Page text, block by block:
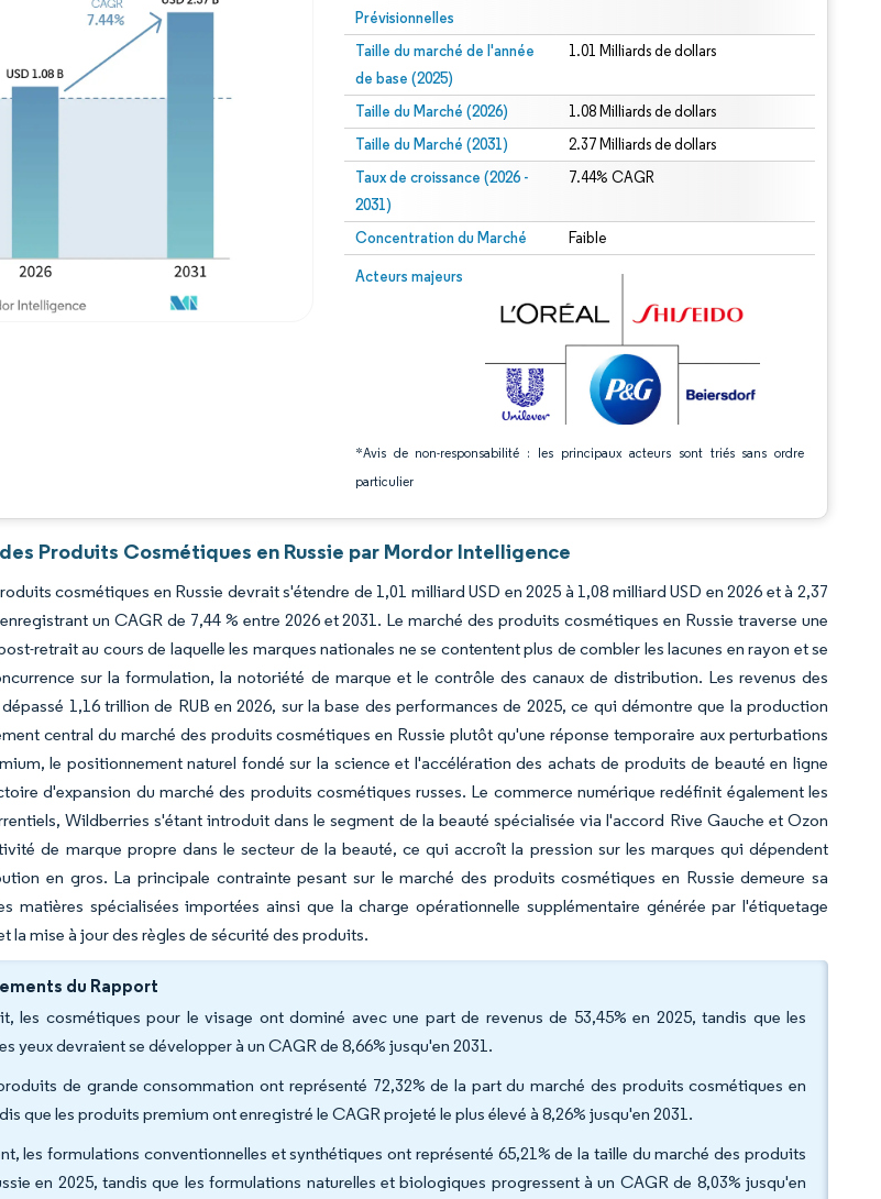
Prévisionnelles
Taille du marché de l'année
de base (2025)
1.01 Milliards de dollars
Taille du Marché (2026) 1.08 Milliards de dollars
Taille du Marché (2031) 2.37 Milliards de dollars
Taux de croissance (2026 -
2031)
7.44% CAGR
Concentration du Marché Faible
Acteurs majeurs
*Avis de non-responsabilité : les principaux acteurs sont triés sans ordre
particulier
Image © Mordor Intelligence. La réutilisation nécessite une attribution sous CC BY 4.0.
Image © Mordor Intelligence. La réutilisation nécessite une attribution sous CC BY 4.0.
Produits Cosmétiques en Russie par Mordor Intelligence
cosmétiques en Russie devrait s'étendre de 1,01 milliard USD en 2025 à 1,08 milliard USD en 2026 et à 2,37
un CAGR de 7,44 % entre 2026 et 2031. Le marché des produits cosmétiques en Russie traverse une
retrait au cours de laquelle les marques nationales ne se contentent plus de combler les lacunes en rayon et se
sur la formulation, la notoriété de marque et le contrôle des canaux de distribution. Les revenus des
1,16 trillion de RUB en 2026, sur la base des performances de 2025, ce qui démontre que la production
central du marché des produits cosmétiques en Russie plutôt qu'une réponse temporaire aux perturbations
le positionnement naturel fondé sur la science et l'accélération des achats de produits de beauté en ligne
d'expansion du marché des produits cosmétiques russes. Le commerce numérique redéfinit également les
Wildberries s'étant introduit dans le segment de la beauté spécialisée via l'accord Rive Gauche et Ozon
de marque propre dans le secteur de la beauté, ce qui accroît la pression sur les marques qui dépendent
en gros. La principale contrainte pesant sur le marché des produits cosmétiques en Russie demeure sa
matières spécialisées importées ainsi que la charge opérationnelle supplémentaire générée par l'étiquetage
la mise à jour des règles de sécurité des produits.
du Rapport
les cosmétiques pour le visage ont dominé avec une part de revenus de 53,45% en 2025, tandis que les
yeux devraient se développer à un CAGR de 8,66% jusqu'en 2031.
de grande consommation ont représenté 72,32% de la part du marché des produits cosmétiques en
que les produits premium ont enregistré le CAGR projeté le plus élevé à 8,26% jusqu'en 2031.
les formulations conventionnelles et synthétiques ont représenté 65,21% de la taille du marché des produits
en 2025, tandis que les formulations naturelles et biologiques progressent à un CAGR de 8,03% jusqu'en